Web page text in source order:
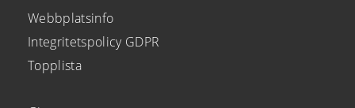
Webbplatsinfo
Integritetspolicy GDPR
Topplista